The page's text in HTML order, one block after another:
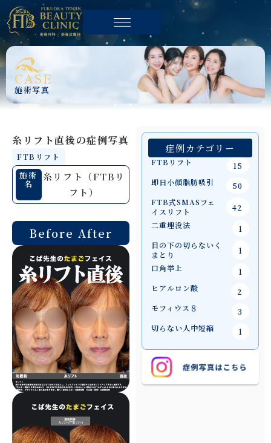
CASE
施術写真
糸リフト直後の症例写真
FTBリフト
施術
名
糸リフト（FTBリ
フト）
Before After
症例カテゴリー
FTBリフト
15
即日小顔脂肪吸引
50
FTB式SMASフェ
イスリフト
42
二重埋没法
1
目の下の切らないく
まとり
1
口角挙上
1
ヒアルロン酸
2
モフィウス８
3
切らない人中短縮
1